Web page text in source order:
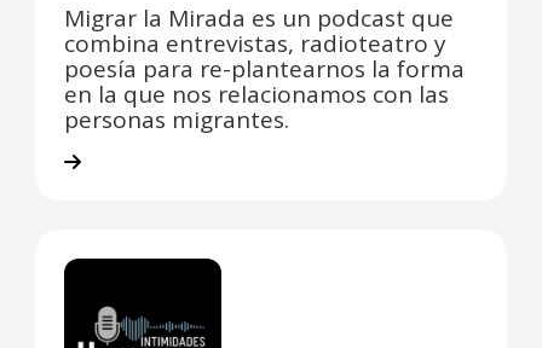
Migrar la Mirada es un podcast que
combina entrevistas, radioteatro y
poesía para re-plantearnos la forma
en la que nos relacionamos con las
personas migrantes.